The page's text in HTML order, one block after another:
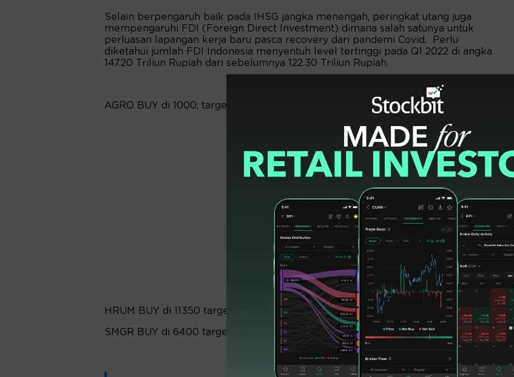
Selain berpengaruh baik pada IHSG jangka menengah, peringkat utang juga
mempengaruhi FDI (Foreign Direct Investment) dimana salah satunya untuk
perluasan lapangan kerja baru pasca recovery dari pandemi Covid. Perlu
diketahui jumlah FDI Indonesia menyentuh level tertinggi pada Q1 2022 di angka
147.20 Triliun Rupiah dari sebelumnya 122.30 Triliun Rupiah.
AGRO BUY di 1000; target 1075-1090; stoploss 965
HRUM BUY di 11350 target 12325-12400; stoploss di 10950
SMGR BUY di 6400 target 6850-6875; stoploss di 6175